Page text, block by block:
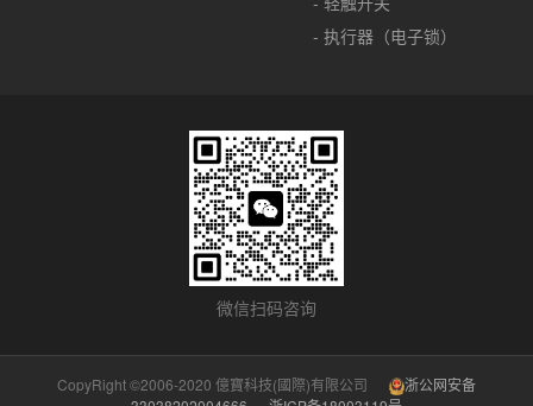
- 执行器（电子锁）
微信扫码咨询
CopyRight ©2006-2020 億寶科技(國際)有限公司
浙公网安备